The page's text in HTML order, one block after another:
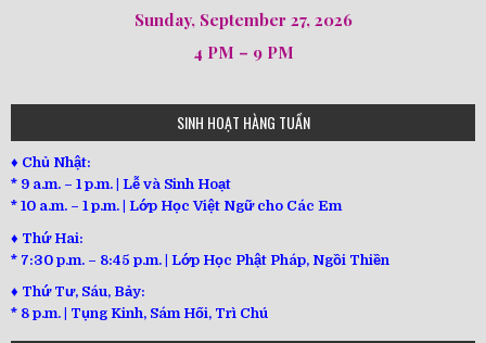
Sunday, September 27, 2026
4 PM – 9 PM
SINH HOẠT HÀNG TUẦN
♦ Chủ Nhật:
* 9 a.m. – 1 p.m. | Lễ và Sinh Hoạt
* 10 a.m. – 1 p.m. | Lớp Học Việt Ngữ cho Các Em
♦ Thứ Hai:
* 7:30 p.m. – 8:45 p.m. | Lớp Học Phật Pháp, Ngồi Thiền
♦ Thứ Tư, Sáu, Bảy:
* 8 p.m. | Tụng Kinh, Sám Hối, Trì Chú